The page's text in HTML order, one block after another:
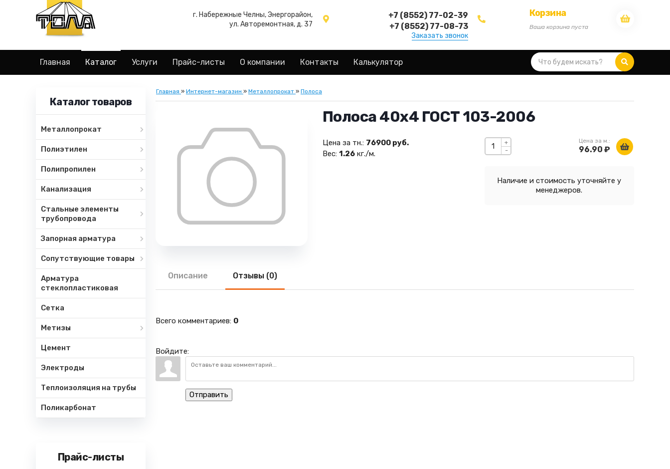
г. Набережные Челны, Энергорайон,
ул. Авторемонтная, д. 37
+7 (8552) 77-02-39
+7 (8552) 77-08-73
Заказать звонок
Корзина
Ваша корзина пуста
Главная Каталог Услуги Прайс-листы О компании Контакты Калькулятор
Каталог товаров
Металлопрокат
Полиэтилен
Полипропилен
Канализация
Стальные элементы
трубопровода
Запорная арматура
Сопутствующие товары
Арматура
стеклопластиковая
Сетка
Метизы
Цемент
Электроды
Теплоизоляция на трубы
Поликарбонат
Прайс-листы
Главная » Интернет-магазин » Металлопрокат » Полоса
Полоса 40х4 ГОСТ 103-2006
-
+ Цена за м.:
96.90 ₽
Наличие и стоимость уточняйте у
менеджеров.
Цена за тн.: 76900 руб.
Вес: 1.26кг./м.
Описание Отзывы (0)
Всего комментариев: 0
Войдите:
Отправить